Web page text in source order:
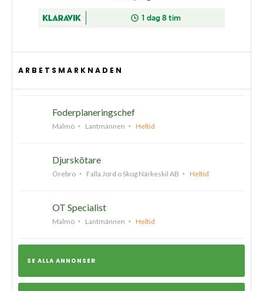
ARBETSMARKNADEN
Foderplaneringschef
Malmö Lantmännen Heltid
Djurskötare
Örebro Falla Jord o Skog Närkeskil AB Heltid
OT Specialist
Malmö Lantmännen Heltid
SE ALLA ANNONSER